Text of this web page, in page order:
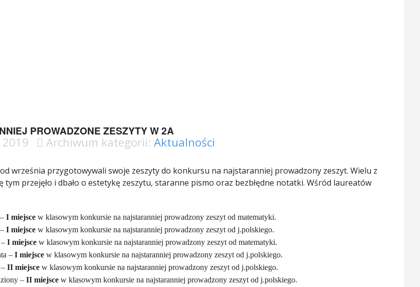
PROWADZONE ZESZYTY W 2A
Archiwum kategorii: Aktualności
września przygotowywali swoje zeszyty do konkursu na najstaranniej prowadzony zeszyt. Wielu z
tym przejęło i dbało o estetykę zeszytu, staranne pismo oraz bezbłędne notatki. Wśród laureatów
I miejscew klasowym konkursie na najstaranniej prowadzony zeszyt od matematyki.
I miejscew klasowym konkursie na najstaranniej prowadzony zeszyt od j.polskiego.
I miejscew klasowym konkursie na najstaranniej prowadzony zeszyt od matematyki.
– I miejsce w klasowym konkursie na najstaranniej prowadzony zeszyt od j.polskiego.
II miejscew klasowym konkursie na najstaranniej prowadzony zeszyt od j.polskiego.
– II miejscew klasowym konkursie na najstaranniej prowadzony zeszyt od j.polskiego.